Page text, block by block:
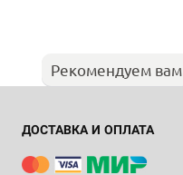
Рекомендуем вам
ДОСТАВКА И ОПЛАТА